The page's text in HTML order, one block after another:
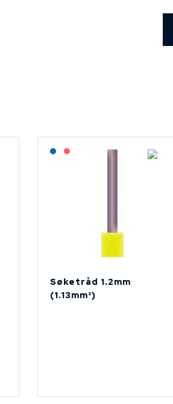
Lagerført: NEK Kabel
På forespørsel
Søketråd 1.2mm
(1.13mm²)